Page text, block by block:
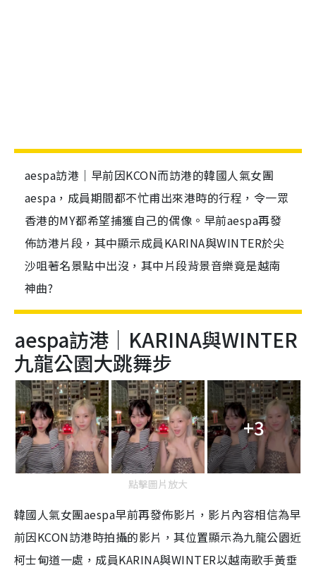
aespa訪港｜早前因KCON而訪港的韓國人氣女團
aespa，成員期間都不忙甫出來港時的行程，令一眾
香港的MY都希望捕獲自己的偶像。早前aespa再發
佈訪港片段，其中顯示成員KARINA與WINTER於尖
沙咀著名景點中出沒，其中片段背景音樂竟是越南
神曲?
aespa訪港｜KARINA與WINTER
九龍公園大跳舞步
+3
點擊圖片放大
韓國人氣女團aespa早前再發佈影片，影片內容相信為早
前因KCON訪港時拍攝的影片，其位置顯示為九龍公園近
柯士甸道一處，成員KARINA與WINTER以越南歌手黃垂